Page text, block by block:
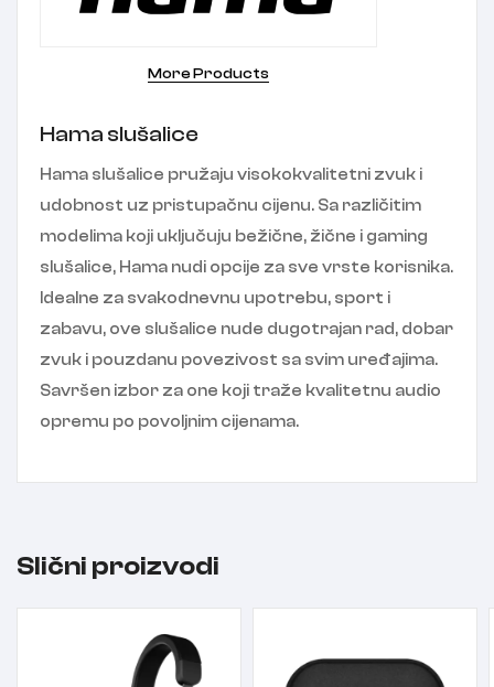
More Products
Hama slušalice
Hama slušalice pružaju visokokvalitetni zvuk i
udobnost uz pristupačnu cijenu. Sa različitim
modelima koji uključuju bežične, žične i gaming
slušalice, Hama nudi opcije za sve vrste korisnika.
Idealne za svakodnevnu upotrebu, sport i
zabavu, ove slušalice nude dugotrajan rad, dobar
zvuk i pouzdanu povezivost sa svim uređajima.
Savršen izbor za one koji traže kvalitetnu audio
opremu po povoljnim cijenama.
Slični proizvodi